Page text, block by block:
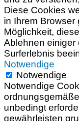
Diese Cookies
in Ihrem
Möglichkeit,
Ablehnen einiger
Surferlebnis
Notwendige
Notwendige
Notwendige
unbedingt
gewährleisten